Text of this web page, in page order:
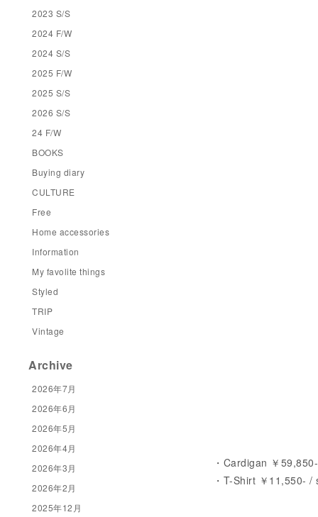
・Cardigan ￥
・T-Shirt ￥11,550- /
2023 S/S
2024 F/W
2024 S/S
2025 F/W
2025 S/S
2026 S/S
24 F/W
BOOKS
Buying diary
CULTURE
Free
Home accessories
Information
My favolite things
Styled
TRIP
Vintage
Archive
2026年7月
2026年6月
2026年5月
2026年4月
2026年3月
2026年2月
2025年12月